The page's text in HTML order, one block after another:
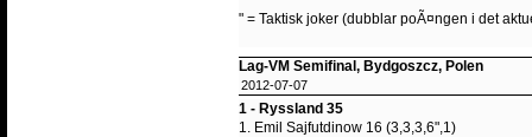
" = Taktisk joker (dubblar poÃ¤ngen i det
Lag-VM Semifinal, Bydgoszcz, Polen
2012-07-07
1 - Ryssland 35
1. Emil Sajfutdinow 16 (3,3,3,6",1)